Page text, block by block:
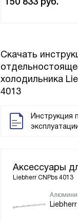
Скачать
холодильника
4013
Инструкция
Аксессуары
Liebherr CNPbs 4013